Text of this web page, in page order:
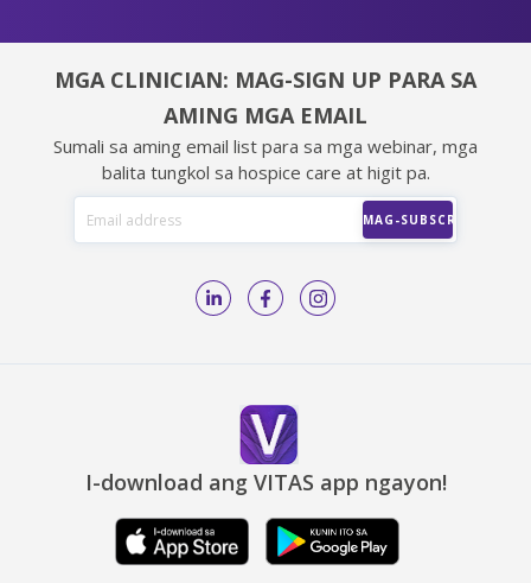
MGA CLINICIAN: MAG-SIGN UP PARA SA
AMING MGA EMAIL
Sumali sa aming email list para sa mga webinar, mga
balita tungkol sa hospice care at higit pa.
I-download ang VITAS app ngayon!